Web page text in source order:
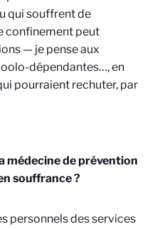
qui souffrent de
confinement peut
— je pense aux
dépendantes…, en
pourraient rechuter, par
médecine de prévention
souffrance ?
personnels des services